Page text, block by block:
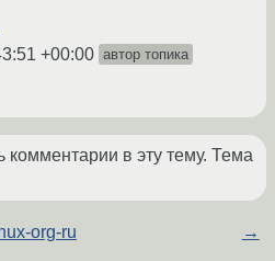
+00:00 автор топика
в эту тему. Тема
org-ru →